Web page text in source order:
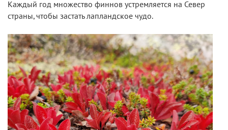
Каждый год множество финнов устремляется на Север
страны, чтобы застать лапландское чудо.